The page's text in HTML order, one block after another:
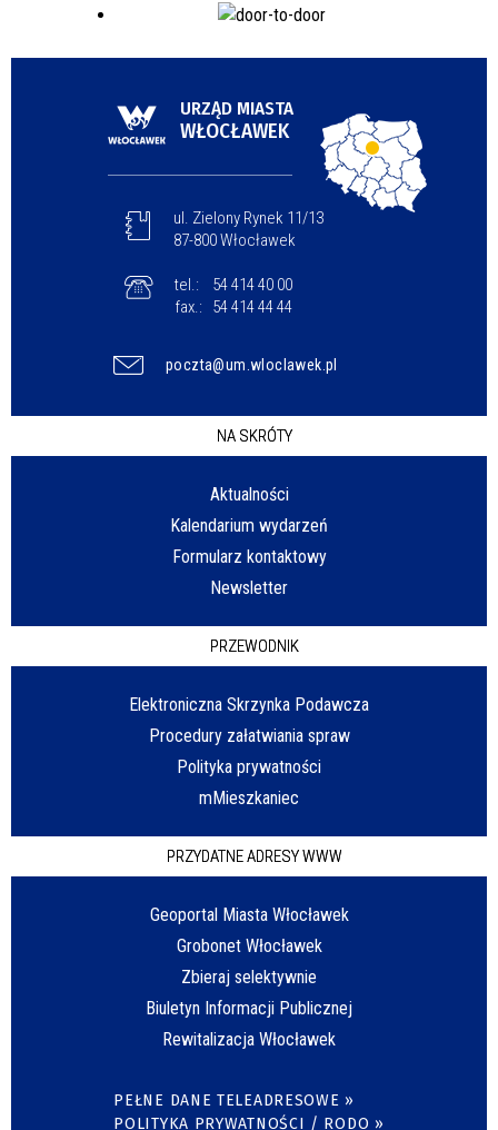
URZĄD MIASTA
WŁOCŁAWEK
ul. Zielony Rynek 11/13
87-800 Włocławek
tel.:
54 414 40 00
fax.:
54 414 44 44
poczta@um.wloclawek.pl
NA SKRÓTY
Aktualności
Kalendarium wydarzeń
Formularz kontaktowy
Newsletter
PRZEWODNIK
Elektroniczna Skrzynka Podawcza
Procedury załatwiania spraw
Polityka prywatności
mMieszkaniec
PRZYDATNE ADRESY WWW
Geoportal Miasta Włocławek
Grobonet Włocławek
Zbieraj selektywnie
Biuletyn Informacji Publicznej
Rewitalizacja Włocławek
PEŁNE DANE TELEADRESOWE »
POLITYKA PRYWATNOŚCI / RODO »